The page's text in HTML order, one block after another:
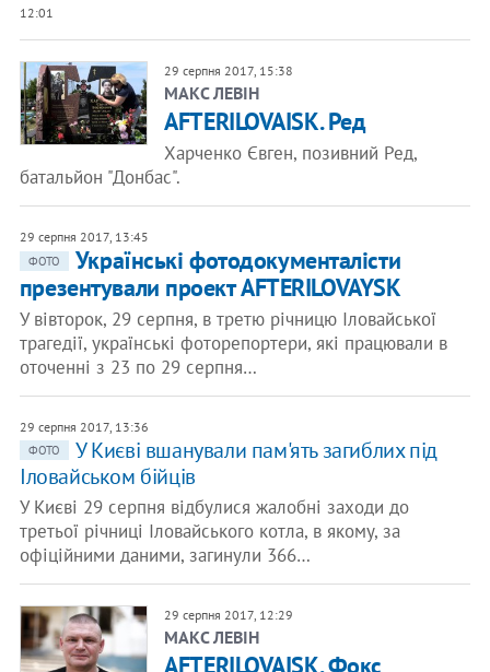
12:01
29 серпня 2017, 15:38
​МАКС ЛЕВІН
AFTERILOVAISK. Ред
Харченко Євген, позивний Ред,
батальйон "Донбас".
29 серпня 2017, 13:45
ФОТО
Українські фотодокументалісти
презентували проект AFTERILOVAYSK
У вівторок, 29 серпня, в третю річницю Іловайської
трагедії, українські фоторепортери, які працювали в
оточенні з 23 по 29 серпня…
29 серпня 2017, 13:36
ФОТО
У Києві вшанували пам'ять загиблих під
Іловайськом бійців
У Києві 29 серпня відбулися жалобні заходи до
третьої річниці Іловайського котла, в якому, за
офіційними даними, загинули 366…
29 серпня 2017, 12:29
​МАКС ЛЕВІН
AFTERILOVAISK. Фокс